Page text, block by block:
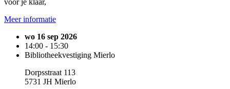
Meer informatie
wo 16 sep 2026
14:00 - 15:30
Bibliotheekvestiging Mierlo
Dorpsstraat 113
5731 JH Mierlo